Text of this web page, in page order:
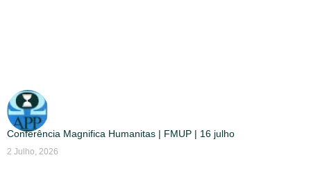
Conferência Magnifica Humanitas | FMUP | 16 julho
2 Julho, 2026